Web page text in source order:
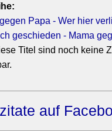
Papa - Wer hier
geschieden - Mama
Titel sind noch keine
auf